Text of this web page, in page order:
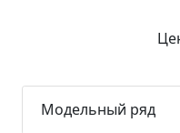
Модельный ряд